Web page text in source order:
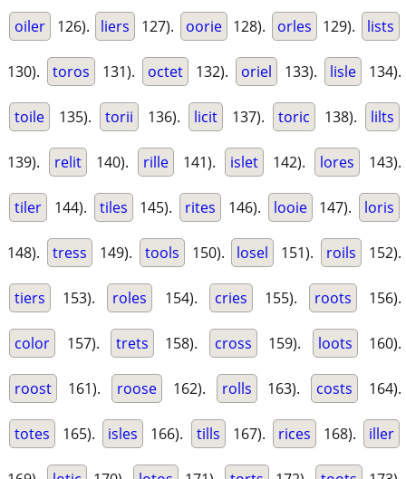
oiler 126). liers 127). oorie 128). orles 129). lists
130). toros 131). octet 132). oriel 133). lisle 134).
toile 135). torii 136). licit 137). toric 138). lilts
139). relit 140). rille 141). islet 142). lores 143).
tiler 144). tiles 145). rites 146). looie 147). loris
148). tress 149). tools 150). losel 151). roils 152).
tiers 153). roles 154). cries 155). roots 156).
color 157). trets 158). cross 159). loots 160).
roost 161). roose 162). rolls 163). costs 164).
totes 165). isles 166). tills 167). rices 168). iller